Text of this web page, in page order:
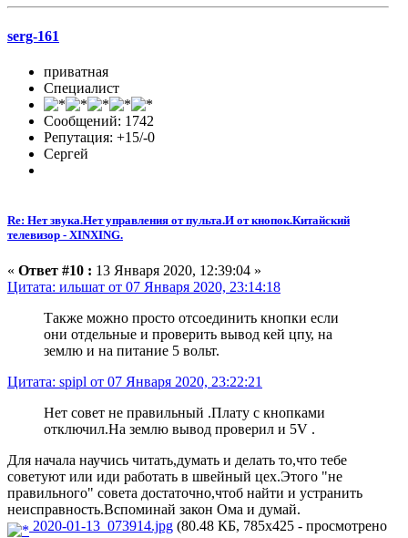
serg-161
приватная
Специалист
Сообщений: 1742
Репутация: +15/-0
Сергей
Re: Нет звука.Нет управления от пульта.И от кнопок.Китайский
телевизор - XINXING.
« Ответ #10 : 13 Января 2020, 12:39:04 »
Цитата: ильшат от 07 Января 2020, 23:14:18
Также можно просто отсоединить кнопки если
они отдельные и проверить вывод кей цпу, на
землю и на питание 5 вольт.
Цитата: spipl от 07 Января 2020, 23:22:21
Нет совет не правильный .Плату с кнопками
отключил.На землю вывод проверил и 5V .
Для начала научись читать,думать и делать то,что тебе
советуют или иди работать в швейный цех.Этого "не
правильного" совета достаточно,чтоб найти и устранить
неисправность.Вспоминай закон Ома и думай.
2020-01-13_073914.jpg (80.48 КБ, 785x425 - просмотрено